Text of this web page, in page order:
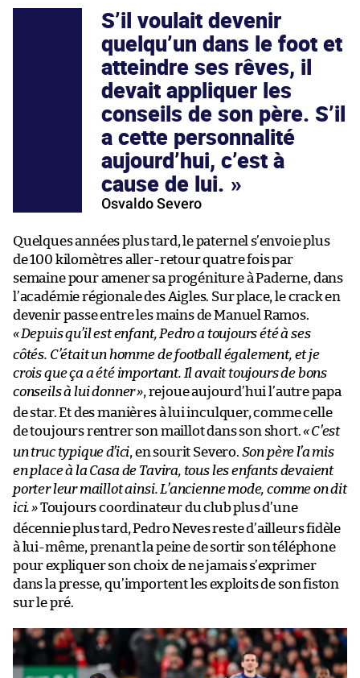
S’il voulait devenir
quelqu’un dans le foot et
atteindre ses rêves, il
devait appliquer les
conseils de son père. S’il
a cette personnalité
aujourd’hui, c’est à
cause de lui.
Osvaldo Severo
Quelques années plus tard, le paternel s’envoie plus
de 100 kilomètres aller-retour quatre fois par
semaine pour amener sa progéniture à Paderne, dans
l’académie régionale des Aigles. Sur place, le crack en
devenir passe entre les mains de Manuel Ramos.
«Depuis qu’il est enfant, Pedro a toujours été à ses
côtés. C’était un homme de football également, et je
crois que ça a été important. Il avait toujours de bons
conseils à lui donner», rejoue aujourd’hui l’autre papa
de star. Et des manières à lui inculquer, comme celle
de toujours rentrer son maillot dans son short.«C’est
un truc typique d’ici, en sourit Severo. Son père l’a mis
en place à la Casa de Tavira, tous les enfants devaient
porter leur maillot ainsi. L’ancienne mode, comme on dit
ici.»Toujours coordinateur du club plus d’une
décennie plus tard, Pedro Neves reste d’ailleurs fidèle
à lui-même, prenant la peine de sortir son téléphone
pour expliquer son choix de ne jamais s’exprimer
dans la presse, qu’importent les exploits de son fiston
sur le pré.